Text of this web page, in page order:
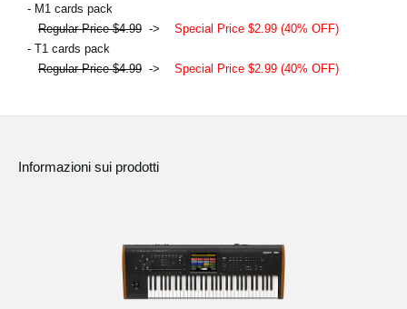
- M1 cards pack
Regular Price $4.99 -> Special Price $2.99 (40% OFF)
- T1 cards pack
Regular Price $4.99 -> Special Price $2.99 (40% OFF)
Informazioni sui prodotti